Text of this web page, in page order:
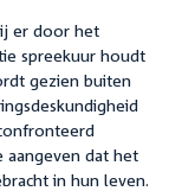
er door het
spreekuur houdt
gezien buiten
dat het
in hun leven.